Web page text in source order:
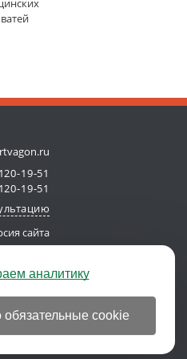
19-51
19-51
сайта
аналитику
обязательные cookie